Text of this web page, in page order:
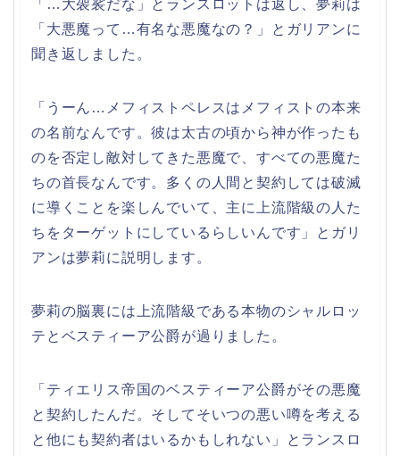
「…大袈裟だな」とランスロットは返し、夢莉は
「大悪魔って…有名な悪魔なの？」とガリアンに
聞き返しました。
「うーん…メフィストペレスはメフィストの本来
の名前なんです。彼は太古の頃から神が作ったも
のを否定し敵対してきた悪魔で、すべての悪魔た
ちの首長なんです。多くの人間と契約しては破滅
に導くことを楽しんでいて、主に上流階級の人た
ちをターゲットにしているらしいんです」とガリ
アンは夢莉に説明します。
夢莉の脳裏には上流階級である本物のシャルロッ
テとベスティーア公爵が過りました。
「ティエリス帝国のベスティーア公爵がその悪魔
と契約したんだ。そしてそいつの悪い噂を考える
と他にも契約者はいるかもしれない」とランスロ